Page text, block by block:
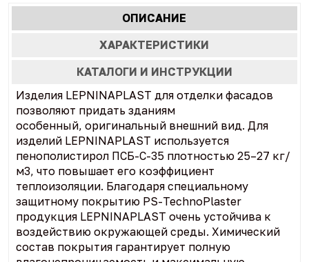
Характеристики
табы
ОПИСАНИЕ
ВКЛАДКА)
ХАРАКТЕРИСТИКИ
КАТАЛОГИ И ИНСТРУКЦИИ
Изделия LEPNINAPLAST для отделки фасадов
позволяют придать зданиям
особенный, оригинальный внешний вид. Для
изделий LEPNINAPLAST используется
пенополистирол ПСБ-С-35 плотностью 25–27 кг/
м3, что повышает его коэффициент
теплоизоляции. Благодаря специальному
защитному покрытию PS-TechnoPlaster
продукция LEPNINAPLAST очень устойчива к
воздействию окружающей среды. Химический
состав покрытия гарантирует полную